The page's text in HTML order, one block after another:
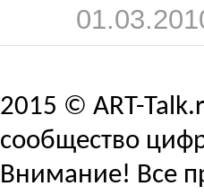
2015 © ART-
сообщество
Внимание! Все